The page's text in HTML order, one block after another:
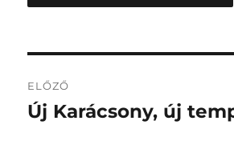
navigáció
ELŐZŐ
Korábbi
Új Karácsony, új